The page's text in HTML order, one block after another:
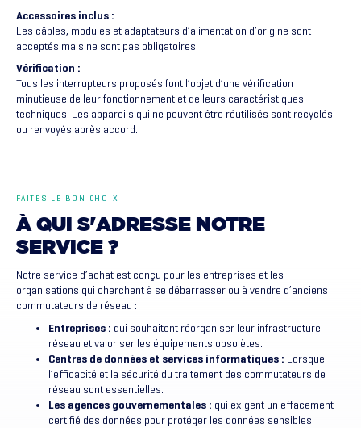
Accessoires inclus :
Les câbles, modules et adaptateurs d’alimentation d’origine sont
acceptés mais ne sont pas obligatoires.
Vérification :
Tous les interrupteurs proposés font l’objet d’une vérification
minutieuse de leur fonctionnement et de leurs caractéristiques
techniques. Les appareils qui ne peuvent être réutilisés sont recyclés
ou renvoyés après accord.
FAITES LE BON CHOIX
À QUI S'ADRESSE NOTRE
SERVICE ?
Notre service d’achat est conçu pour les entreprises et les
organisations qui cherchent à se débarrasser ou à vendre d’anciens
commutateurs de réseau :
Entreprises : qui souhaitent réorganiser leur infrastructure
réseau et valoriser les équipements obsolètes.
Centres de données et services informatiques : Lorsque
l’efficacité et la sécurité du traitement des commutateurs de
réseau sont essentielles.
Les agences gouvernementales : qui exigent un effacement
certifié des données pour protéger les données sensibles.